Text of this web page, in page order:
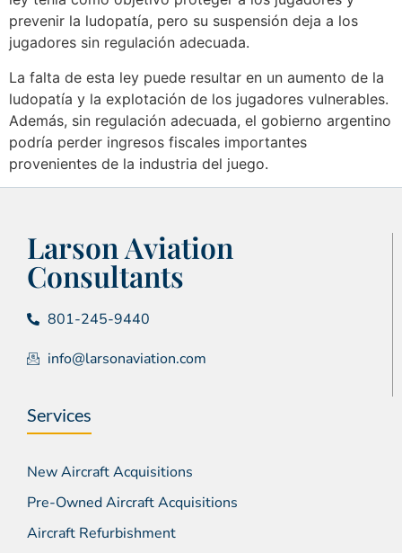
prevenir la ludopatía, pero su suspensión deja a los
jugadores sin regulación adecuada.
La falta de esta ley puede resultar en un aumento de la
ludopatía y la explotación de los jugadores vulnerables.
Además, sin regulación adecuada, el gobierno argentino
podría perder ingresos fiscales importantes
provenientes de la industria del juego.
Larson Aviation
Consultants
801-245-9440
info@larsonaviation.com
Services
New Aircraft Acquisitions
Pre-Owned Aircraft Acquisitions
Aircraft Refurbishment